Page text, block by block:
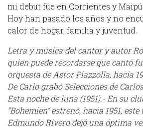
mi debut fue en Corrientes y Maipú.
Hoy han pasado los años y no
calor de hogar, familia y juventud.
Letra y música del cantor y autor
quien puede recordarse que cantó
orquesta de Astor Piazzolla, hacia
De Carlo grabó Selecciones de
Esta noche de luna (1951).- En su
“Bohemien” estrenó, hacia 1951,
Edmundo Rivero dejó una óptima